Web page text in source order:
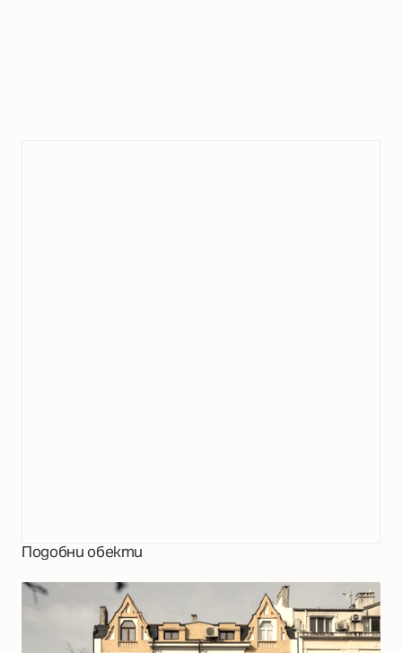
Подобни обекти